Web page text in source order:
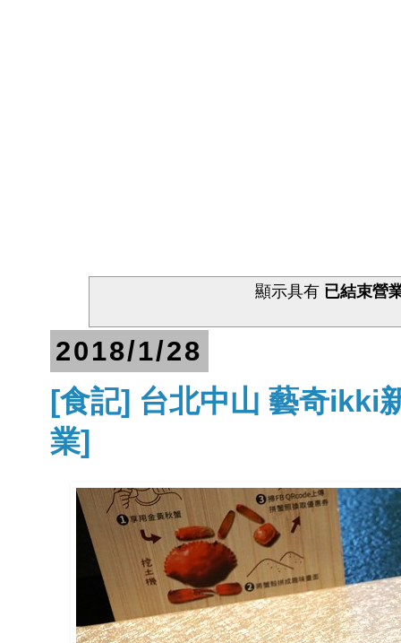
顯示具有 已結束營
2018/1/28
[食記] 台北中山 藝奇ikki
業]